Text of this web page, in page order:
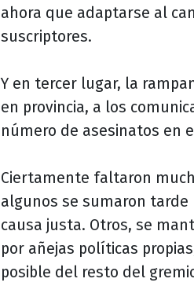
ahora que adaptarse al
suscriptores.
Y en tercer lugar, la
en provincia, a los
número de asesinatos en
Ciertamente faltaron
algunos se sumaron
causa justa. Otros, se
por añejas políticas
posible del resto del